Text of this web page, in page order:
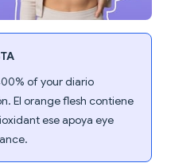
of your diario
El orange flesh contiene
ese apoya eye